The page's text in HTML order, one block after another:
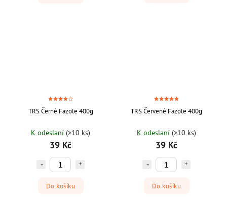
TRS Černé Fazole 400g
K odeslaní (>10 ks)
39 Kč
Do košíku
TRS Červené Fazole 400g
K odeslaní (>10 ks)
39 Kč
Do košíku